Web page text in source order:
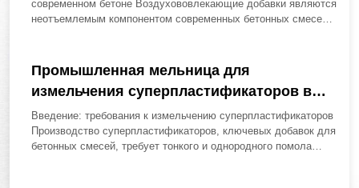
современном бетоне Воздухововлекающие добавки являются
неотъемлемым компонентом современных бетонных смесей,
Промышленная мельница для
измельчения суперпластификаторов в
порошок
Введение: требования к измельчению суперпластификаторов
Производство суперпластификаторов, ключевых добавок для
бетонных смесей, требует тонкого и однородного помола